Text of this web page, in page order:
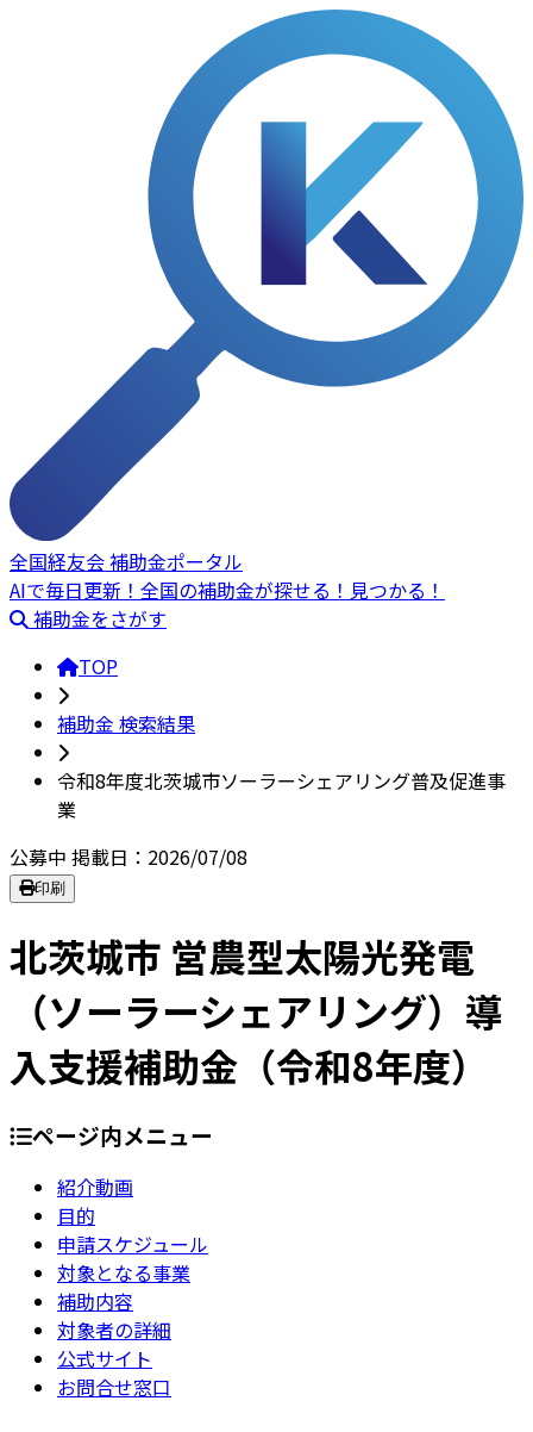
全国経友会 補助金ポータル
AIで毎日更新！全国の補助金が探せる！見つかる！
補助金をさがす
TOP
補助金 検索結果
令和8年度北茨城市ソーラーシェアリング普及促進事
業
公募中 掲載日：2026/07/08
印刷
北茨城市 営農型太陽光発電
（ソーラーシェアリング）導
入支援補助金（令和8年度）
ページ内メニュー
紹介動画
目的
申請スケジュール
対象となる事業
補助内容
対象者の詳細
公式サイト
お問合せ窓口